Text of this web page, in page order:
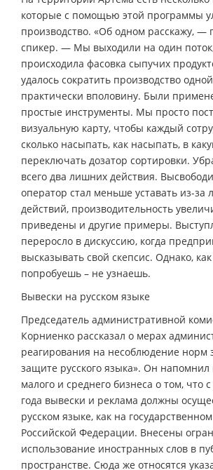
которые с помощью этой программы
производство. «Об одном расскажу, —
спикер. — Мы выходили на один
происходила фасовка сыпучих
удалось сократить производство
практически вполовину. Были
простые инструменты. Мы просто
визуальную карту, чтобы каждый
сколько насыпать, как насыпать, в
переключать дозатор сортировки.
всего два лишних действия.
оператор стал меньше уставать из-за
действий, производительность
приведены и другие примеры.
переросло в дискуссию, когда
высказывать свой скепсис. Однако,
попробуешь – не узнаешь.
Вывески на русском языке
Председатель административной
Корниенко рассказал о мерах
реагирования на несоблюдение норм
защите русского языка». Он напомнил
малого и среднего бизнеса о том, что
года вывески и реклама должны
русском языке, как на
Российской Федерации. Внесены
использование иностранных слов в
пространстве. Сюда же относятся